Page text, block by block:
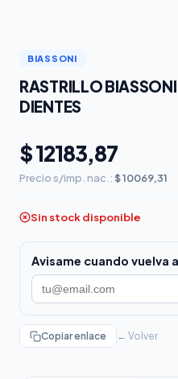
BIASSONI
RASTRILLO BIASSONI
DIENTES
$ 12183,87
Precio s/imp. nac.: $ 10069,31
Sin stock disponible
Avisame cuando vuelva
Copiar enlace ← Volver